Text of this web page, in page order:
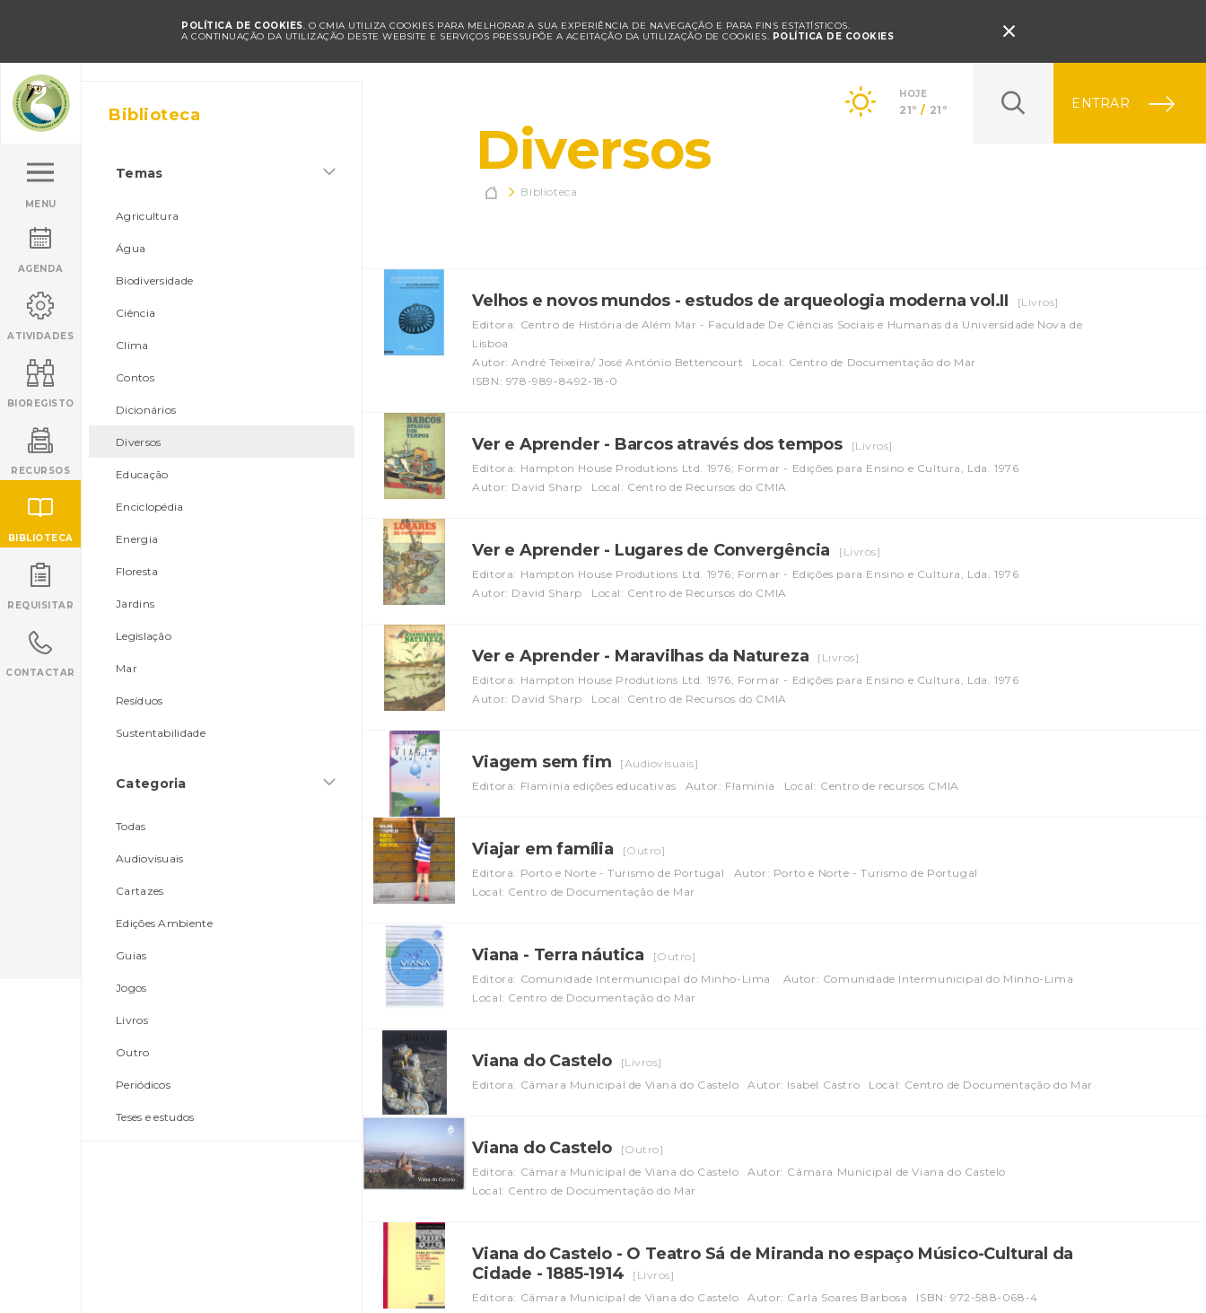
POLÍTICA DE COOKIES. O CMIA UTILIZA COOKIES PARA MELHORAR A SUA EXPERIÊNCIA DE NAVEGAÇÃO E PARA FINS ESTATÍSTICOS.
A CONTINUAÇÃO DA UTILIZAÇÃO DESTE WEBSITE E SERVIÇOS PRESSUPÕE A ACEITAÇÃO DA UTILIZAÇÃO DE COOKIES. POLÍTICA DE COOKIES 
HOJE
21º/ 21º
Pressione Enter
ENTRAR
MENU
AGENDA
ATIVIDADES
BIOREGISTO
RECURSOS
BIBLIOTECA
REQUISITAR
CONTACTAR
Biblioteca
Temas
Agricultura
Água
Biodiversidade
Ciência
Clima
Contos
Dicionários
Diversos
Educação
Enciclopédia
Energia
Floresta
Jardins
Legislação
Mar
Resíduos
Sustentabilidade
Categoria
Todas
Audiovisuais
Cartazes
Edições Ambiente
Guias
Jogos
Livros
Outro
Periódicos
Teses e estudos
Diversos
 Biblioteca
Velhos e novos mundos - estudos de arqueologia moderna vol.II
[Livros]
Editora: Centro de História de Além Mar - Faculdade De Ciências Sociais e Humanas da Universidade Nova de
Lisboa
Autor: André Teixeira/ José António Bettencourt
Local: Centro de Documentação do Mar
ISBN: 978-989-8492-18-0
Ver e Aprender - Barcos através dos tempos
[Livros]
Editora: Hampton House Produtions Ltd. 1976; Formar - Edições para Ensino e Cultura, Lda. 1976
Autor: David Sharp
Local: Centro de Recursos do CMIA
Ver e Aprender - Lugares de Convergência
[Livros]
Editora: Hampton House Produtions Ltd. 1976; Formar - Edições para Ensino e Cultura, Lda. 1976
Autor: David Sharp
Local: Centro de Recursos do CMIA
Ver e Aprender - Maravilhas da Natureza
[Livros]
Editora: Hampton House Produtions Ltd. 1976; Formar - Edições para Ensino e Cultura, Lda. 1976
Autor: David Sharp
Local: Centro de Recursos do CMIA
Viagem sem fim
[Audiovisuais]
Editora: Flaminia edições educativas
Autor: Flaminia Local: Centro de recursos CMIA
Viajar em família
[Outro]
Editora: Porto e Norte - Turismo de Portugal
Autor: Porto e Norte - Turismo de Portugal
Local: Centro de Documentação de Mar
Viana - Terra náutica
[Outro]
Editora: Comunidade Intermunicipal do Minho-Lima
Autor: Comunidade Intermunicipal do Minho-Lima
Local: Centro de Documentação do Mar
Viana do Castelo
[Livros]
Editora: Câmara Municipal de Viana do Castelo
Autor: Isabel Castro Local: Centro de Documentação do Mar
Viana do Castelo
[Outro]
Editora: Câmara Municipal de Viana do Castelo
Autor: Câmara Municipal de Viana do Castelo
Local: Centro de Documentação do Mar
Viana do Castelo - O Teatro Sá de Miranda no espaço Músico-Cultural da
Cidade - 1885-1914
[Livros]
Editora: Câmara Municipal de Viana do Castelo
Autor: Carla Soares Barbosa ISBN: 972-588-068-4